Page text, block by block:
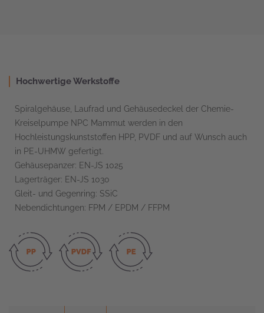
Hochwertige Werkstoffe
Spiralgehäuse, Laufrad und Gehäusedeckel der Chemie-
Kreiselpumpe NPC Mammut werden in den
Hochleistungskunststoffen HPP, PVDF und auf Wunsch auch
in PE-UHMW gefertigt.
Gehäusepanzer: EN-JS 1025
Lagerträger: EN-JS 1030
Gleit- und Gegenring: SSiC
Nebendichtungen: FPM / EPDM / FFPM